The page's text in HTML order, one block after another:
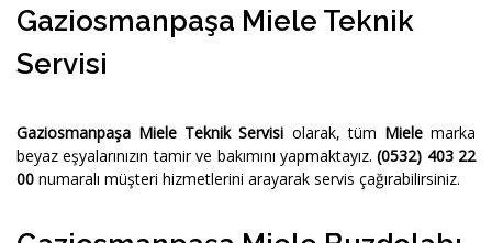
Gaziosmanpaşa Miele Teknik
Servisi
Gaziosmanpaşa Miele Teknik Servisi olarak, tüm Mielemarka
beyaz eşyalarınızın tamir ve bakımını yapmaktayız.(0532) 403 22
00 numaralı müşteri hizmetlerini arayarak servis çağırabilirsiniz.